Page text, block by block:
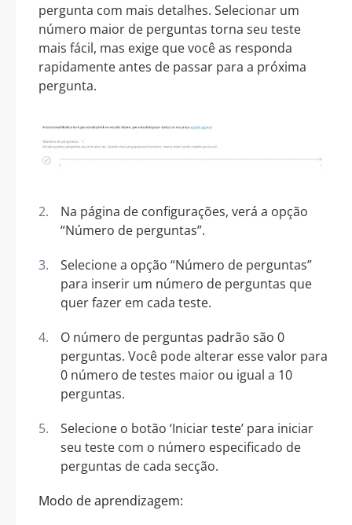
pergunta com mais detalhes. Selecionar um
número maior de perguntas torna seu teste
mais fácil, mas exige que você as responda
rapidamente antes de passar para a próxima
pergunta.
Na página de configurações, verá a opção
“Número de perguntas”.
Selecione a opção “Número de perguntas”
para inserir um número de perguntas que
quer fazer em cada teste.
O número de perguntas padrão são 0
perguntas. Você pode alterar esse valor para
0 número de testes maior ou igual a 10
perguntas.
Selecione o botão ‘Iniciar teste’ para iniciar
seu teste com o número especificado de
perguntas de cada secção.
Modo de aprendizagem: